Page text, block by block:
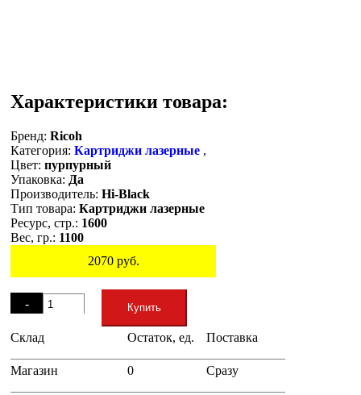
Характеристики товара:
Бренд: Ricoh
Категория: Картриджи лазерные ,
Цвет: пурпурный
Упаковка: Да
Производитель: Hi-Black
Тип товара: Картриджи лазерные
Ресурс, стр.: 1600
Вес, гр.: 1100
2070руб.
-
+
Купить
Склад Остаток, ед. Поставка
Магазин 0 Сразу